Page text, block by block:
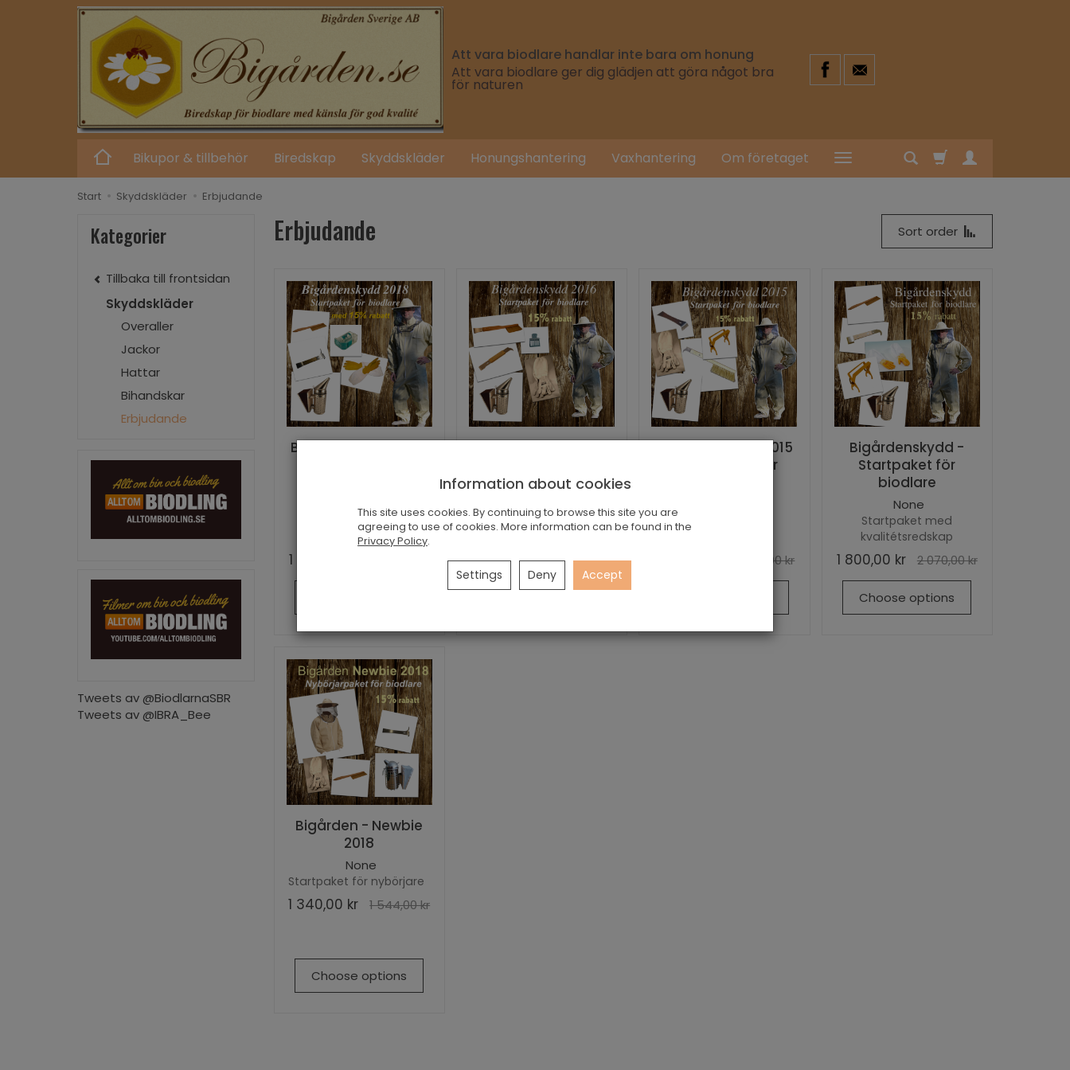
Att vara biodlare handlar inte bara om honung
Att vara biodlare ger dig glädjen att göra något bra
för naturen
Bikupor & tillbehör Biredskap Skyddskläder Honungshantering Vaxhantering Om företaget
Start Skyddskläder Erbjudande
Erbjudande Sort order
Bigårdenskydd 2018
Startpaket med
kvalitétsredskap
1 800,00 kr
biod...
Startpaket med
1 800,00 kr 2 070,00 kr
Bigårdenskydd 2015
- Startpaket för
Startpaket med
2 070,00 kr
Bigårdenskydd -
Startpaket för
biodlare
None
Startpaket med
kvalitétsredskap
1 800,00 kr 2 070,00 kr
Choose options
Bigården - Newbie
2018
None
Startpaket för nybörjare
1 340,00 kr 1 544,00 kr
Choose options
Kategorier
Tillbaka till frontsidan
Skyddskläder
Overaller
Jackor
Hattar
Bihandskar
Erbjudande
Tweets av @BiodlarnaSBR
Tweets av @IBRA_Bee
Information about cookies
This site uses cookies. By continuing to browse this site you are
agreeing to use of cookies. More information can be found in the
Privacy Policy.
Settings Deny Accept